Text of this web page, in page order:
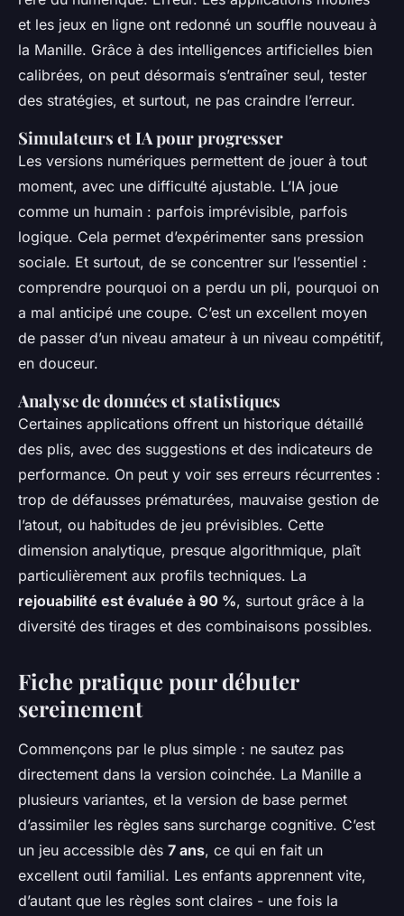
et les jeux en ligne ont redonné un souffle nouveau à
la Manille. Grâce à des intelligences artificielles bien
calibrées, on peut désormais s’entraîner seul, tester
des stratégies, et surtout, ne pas craindre l’erreur.
Simulateurs et IA pour progresser
Les versions numériques permettent de jouer à tout
moment, avec une difficulté ajustable. L’IA joue
comme un humain : parfois imprévisible, parfois
logique. Cela permet d’expérimenter sans pression
sociale. Et surtout, de se concentrer sur l’essentiel :
comprendre pourquoi on a perdu un pli, pourquoi on
a mal anticipé une coupe. C’est un excellent moyen
de passer d’un niveau amateur à un niveau compétitif,
en douceur.
Analyse de données et statistiques
Certaines applications offrent un historique détaillé
des plis, avec des suggestions et des indicateurs de
performance. On peut y voir ses erreurs récurrentes :
trop de défausses prématurées, mauvaise gestion de
l’atout, ou habitudes de jeu prévisibles. Cette
dimension analytique, presque algorithmique, plaît
particulièrement aux profils techniques. La
rejouabilité est évaluée à 90 %, surtout grâce à la
diversité des tirages et des combinaisons possibles.
Fiche pratique pour débuter
sereinement
Commençons par le plus simple : ne sautez pas
directement dans la version coinchée. La Manille a
plusieurs variantes, et la version de base permet
d’assimiler les règles sans surcharge cognitive. C’est
un jeu accessible dès 7 ans, ce qui en fait un
excellent outil familial. Les enfants apprennent vite,
d’autant que les règles sont claires - une fois la